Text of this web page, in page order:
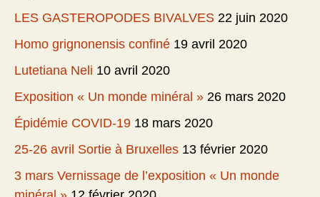
LES GASTEROPODES BIVALVES 22 juin 2020
Homo grignonensis confiné 19 avril 2020
Lutetiana Neli 10 avril 2020
Exposition « Un monde minéral » 26 mars 2020
Épidémie COVID-19 18 mars 2020
25-26 avril Sortie à Bruxelles 13 février 2020
3 mars Vernissage de l’exposition « Un monde